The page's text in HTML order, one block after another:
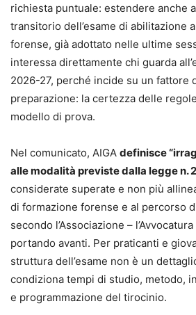
richiesta puntuale: estendere anche
transitorio dell’esame di abilitazione
forense, già adottato nelle ultime
interessa direttamente chi guarda
2026-27, perché incide su un fattore
preparazione: la certezza delle
modello di prova.
Nel comunicato, AIGA definisce
alle modalità previste dalla legge n.
considerate superate e non più
di formazione forense e al percorso
secondo l’Associazione –
portando avanti. Per praticanti e
struttura dell’esame non è un
condiziona tempi di studio, metodo,
e programmazione del tirocinio.